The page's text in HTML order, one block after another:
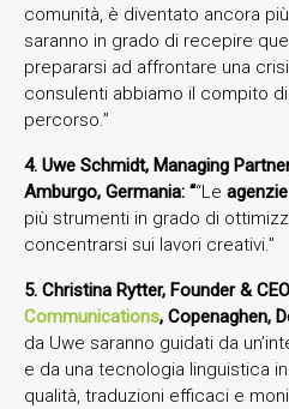
comunità, è diventato ancora
saranno in grado di recepire
prepararsi ad affrontare una
consulenti abbiamo il compito
percorso.”
4. Uwe Schmidt, Managing
Amburgo, Germania: ““Le
più strumenti in grado di
concentrarsi sui lavori creativi.”
5. Christina Rytter, Founder &
Communications, Copenaghen,
da Uwe saranno guidati da
e da una tecnologia linguistica
qualità, traduzioni efficaci e